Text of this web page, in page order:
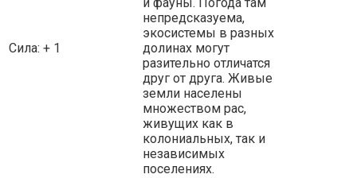
Сила: + 1
непредсказуема,
экосистемы в разных
долинах могут
разительно отличатся
друг от друга. Живые
земли населены
множеством рас,
живущих как в
колониальных, так и
независимых
поселениях.